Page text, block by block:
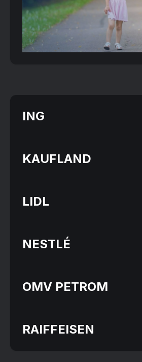
ING
KAUFLAND
LIDL
NESTLÉ
OMV PETROM
RAIFFEISEN